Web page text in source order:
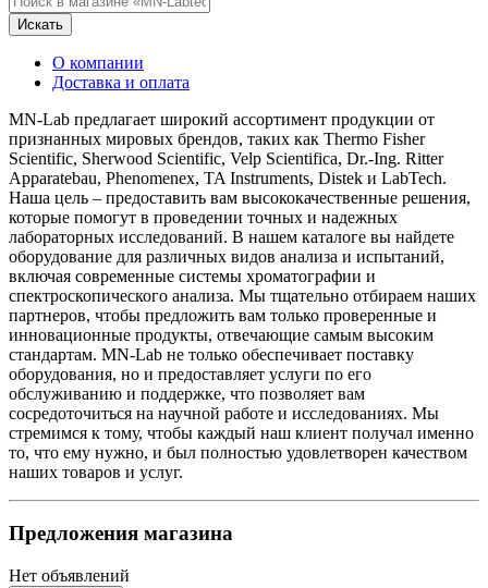
Искать
О компании
Доставка и оплата
MN-Lab предлагает широкий ассортимент продукции от
признанных мировых брендов, таких как Thermo Fisher
Scientific, Sherwood Scientific, Velp Scientifica, Dr.-Ing. Ritter
Apparatebau, Phenomenex, TA Instruments, Distek и LabTech.
Наша цель – предоставить вам высококачественные решения,
которые помогут в проведении точных и надежных
лабораторных исследований. В нашем каталоге вы найдете
оборудование для различных видов анализа и испытаний,
включая современные системы хроматографии и
спектроскопического анализа. Мы тщательно отбираем наших
партнеров, чтобы предложить вам только проверенные и
инновационные продукты, отвечающие самым высоким
стандартам. MN-Lab не только обеспечивает поставку
оборудования, но и предоставляет услуги по его
обслуживанию и поддержке, что позволяет вам
сосредоточиться на научной работе и исследованиях. Мы
стремимся к тому, чтобы каждый наш клиент получал именно
то, что ему нужно, и был полностью удовлетворен качеством
наших товаров и услуг.
Предложения магазина
Нет объявлений